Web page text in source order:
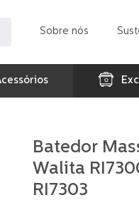
Sobre nós
Batedor
Walita
RI7303